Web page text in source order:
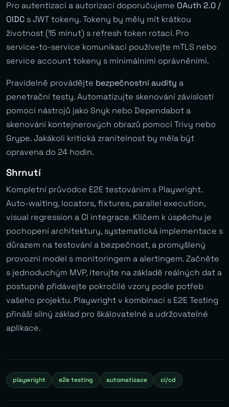
Pro autentizaci a autorizaci doporučujeme OAuth 2.0 /
OIDC s JWT tokeny. Tokeny by měly mít krátkou
životnost (15 minut) s refresh token rotací. Pro
service-to-service komunikaci používejte mTLS nebo
service account tokeny s minimálními oprávněními.
Pravidelně provádějte bezpečnostní audity a
penetrační testy. Automatizujte skenování závislostí
pomocí nástrojů jako Snyk nebo Dependabot a
skenování kontejnerových obrazů pomocí Trivy nebo
Grype. Jakákoli kritická zranitelnost by měla být
opravena do 24 hodin.
Shrnutí
Kompletní průvodce E2E testováním s Playwright.
Auto-waiting, locators, fixtures, parallel execution,
visual regression a CI integrace. Klíčem k úspěchu je
pochopení architektury, systematická implementace s
důrazem na testování a bezpečnost, a promyšlený
provozní model s monitoringem a alertingem. Začněte
s jednoduchým MVP, iterujte na základě reálných dat a
postupně přidávejte pokročilé vzory podle potřeb
vašeho projektu. Playwright v kombinaci s E2E Testing
přináší silný základ pro škálovatelné a udržovatelné
aplikace.
playwright e2e testing automatizace ci/cd